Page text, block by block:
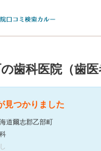
歯科医院（歯医
見つかりました
道爾志郡乙部町